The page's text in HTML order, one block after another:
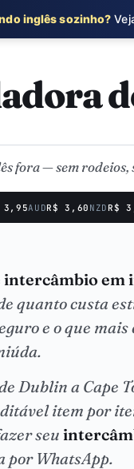
fora — sem
3,95AUDR$ 3,60 NZD R$
intercâmbio em
quanto custa
e o que
Dublin a Cape
item por
seu
por WhatsApp.
inglês sozinho?